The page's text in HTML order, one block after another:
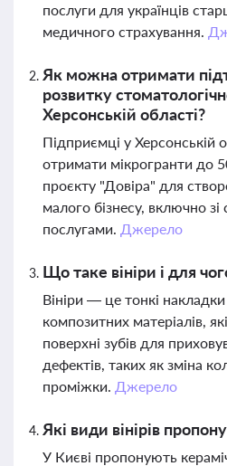
послуги для українців
медичного страхування.
Як можна отримати
розвитку
Херсонській області?
Підприємці у Херсонській
отримати мікрогранти до
проєкту "Довіра" для
малого бізнесу, включно
послугами. Джерело
Що таке вініри і для
Вініри — це тонкі
композитних матеріалів,
поверхні зубів для
дефектів, таких як зміна
проміжки. Джерело
Які види вінірів
У Києві пропонують